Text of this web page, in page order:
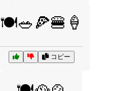
🍽️🥗🍕🍔🍦
コピー